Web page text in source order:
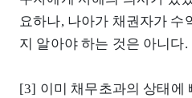
요하나, 나아가 채권자가 수
지 알아야 하는 것은 아니다.
[3] 이미 채무초과의 상태에